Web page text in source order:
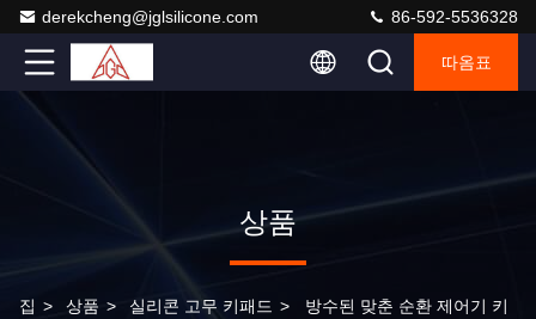
derekcheng@jglsilicone.com 86-592-5536328
따옴표
상품
집 > 상품 > 실리콘 고무 키패드 > 방수된 맞춘 순환 제어기 키